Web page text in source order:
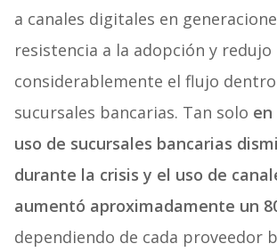
a canales digitales en
resistencia a la adopción y redujo
considerablemente el flujo
sucursales bancarias. Tan solo en
uso de sucursales bancarias
durante la crisis y el uso de
aumentó aproximadamente un
dependiendo de cada proveedor